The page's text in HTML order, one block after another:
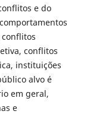
e do
conflitos
instituições
alvo é
em geral,
e